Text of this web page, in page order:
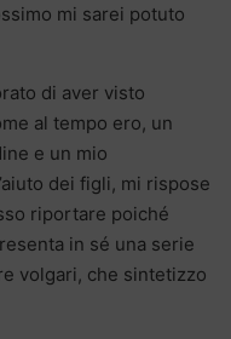
mi sarei potuto
di aver visto
al tempo ero, un
e un mio
dei figli, mi rispose
riportare poiché
in sé una serie
volgari, che sintetizzo